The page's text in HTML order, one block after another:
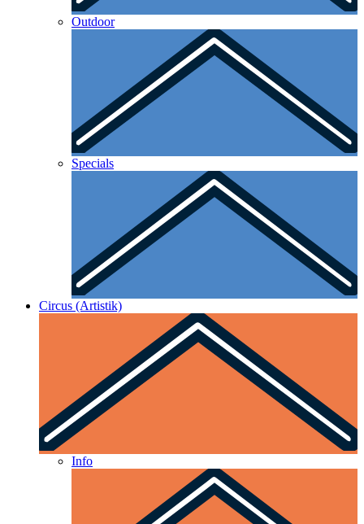
Outdoor
Specials
Circus (Artistik)
Info